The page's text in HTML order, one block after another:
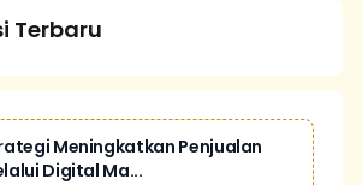
Terbaru
Meningkatkan Penjualan
Digital Ma...